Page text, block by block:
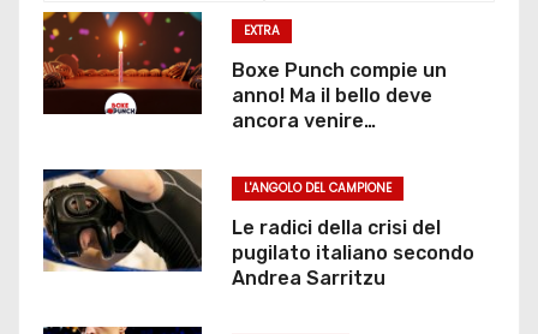
EXTRA
Boxe Punch compie un
anno! Ma il bello deve
ancora venire…
L'ANGOLO DEL CAMPIONE
Le radici della crisi del
pugilato italiano secondo
Andrea Sarritzu